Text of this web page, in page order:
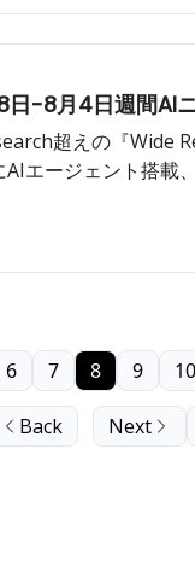
-8月4日週間AIニ
超えの『Wide
エージェント搭載
など今週も重大AIニ
Back
6 7 8 9 10
Next